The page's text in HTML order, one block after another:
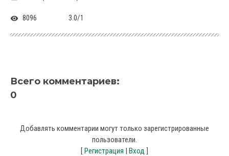
8096 3.0/1
Всего комментариев:
0
Добавлять комментарии могут только зарегистрированные
пользователи.
[Регистрация | Вход ]